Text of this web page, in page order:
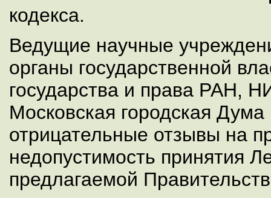
кодекса.
Ведущие научные
органы государственной
государства и права РАН,
Московская городская
отрицательные отзывы на
недопустимость принятия
предлагаемой